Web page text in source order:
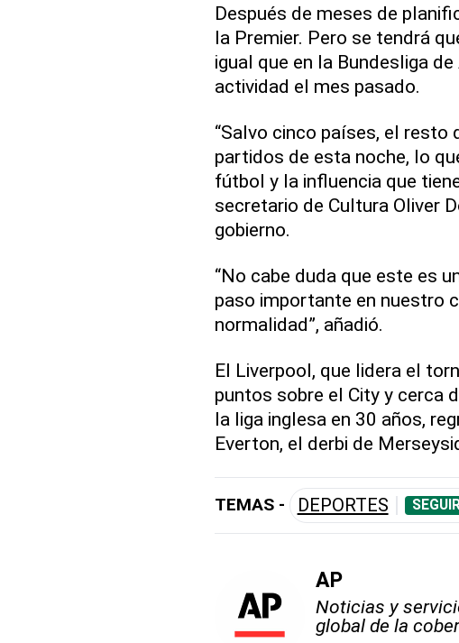
Después de meses de
la Premier. Pero se tendrá
igual que en la Bundesliga
actividad el mes pasado.
“Salvo cinco países, el
partidos de esta noche, lo
fútbol y la influencia que
secretario de Cultura Oliver
gobierno.
“No cabe duda que este es
paso importante en nuestro
normalidad”, añadió.
El Liverpool, que lidera el
puntos sobre el City y cerca
la liga inglesa en 30 años,
Everton, el derbi de
TEMAS - DEPORTES
AP
Noticias y
global de la